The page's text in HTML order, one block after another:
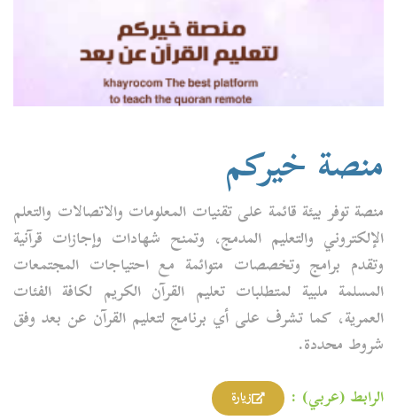
منصة خيركم
منصة توفر بيئة قائمة على تقنيات المعلومات والاتصالات والتعلم
الإلكتروني والتعليم المدمج، وتمنح شهادات وإجازات قرآنية
وتقدم برامج وتخصصات متوائمة مع احتياجات المجتمعات
المسلمة ملبية لمتطلبات تعليم القرآن الكريم لكافة الفئات
العمرية، كما تشرف على أي برنامج لتعليم القرآن عن بعد وفق
شروط محددة.
الرابط (عربي) :
زيارة